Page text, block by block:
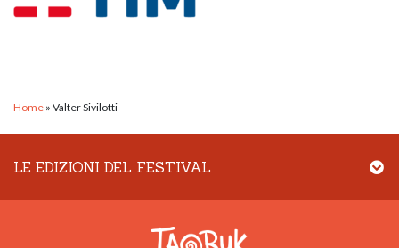
Home » Valter Sivilotti
LE EDIZIONI DEL FESTIVAL